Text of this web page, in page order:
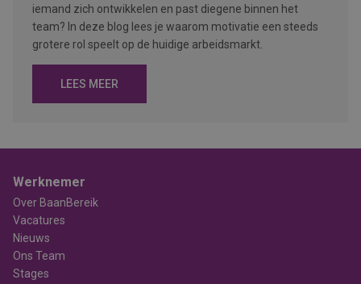
iemand zich ontwikkelen en past diegene binnen het
team? In deze blog lees je waarom motivatie een steeds
grotere rol speelt op de huidige arbeidsmarkt.
LEES MEER
Werknemer
Over BaanBereik
Vacatures
Nieuws
Ons Team
Stages